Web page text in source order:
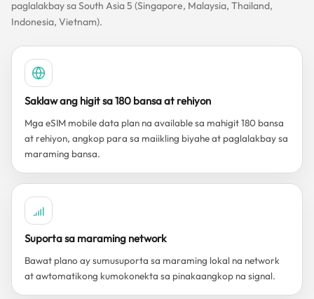
paglalakbay sa South Asia 5 (Singapore, Malaysia, Thailand,
Indonesia, Vietnam).
Saklaw ang higit sa 180 bansa at rehiyon
Mga eSIM mobile data plan na available sa mahigit 180 bansa
at rehiyon, angkop para sa maiikling biyahe at paglalakbay sa
maraming bansa.
Suporta sa maraming network
Bawat plano ay sumusuporta sa maraming lokal na network
at awtomatikong kumokonekta sa pinakaangkop na signal.